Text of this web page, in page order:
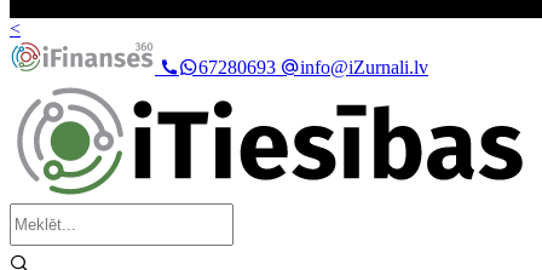
<
67280693
info@iZurnali.lv